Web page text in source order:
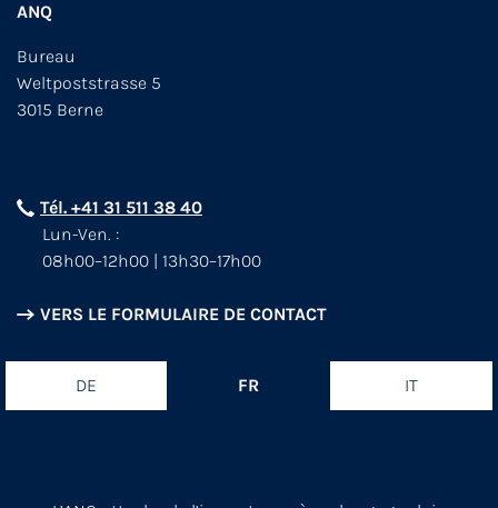
ANQ
Bureau
Weltpoststrasse 5
3015 Berne
Tél. +41 31 511 38 40
Lun-Ven. :
08h00–12h00 | 13h30–17h00
VERS LE FORMULAIRE DE CONTACT
DE FR IT